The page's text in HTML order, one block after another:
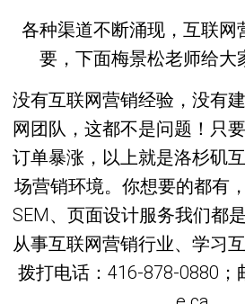
各种渠道不断涌现，互联网
要，下面梅景松老师给大
没有互联网营销经验，没有
网团队，这都不是问题！只
订单暴涨，以上就是洛杉矶
场营销环境。你想要的都有，
SEM、页面设计服务我们都
从事互联网营销行业、学习
拨打电话：416-878-0880；